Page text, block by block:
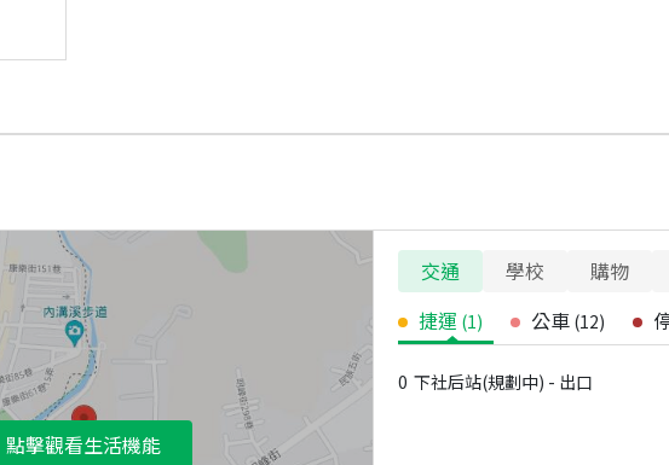
點擊觀看生活機能
交通 學校 購物
捷運 (1) 公車 (12)
0 下社后站(規劃中) - 出口